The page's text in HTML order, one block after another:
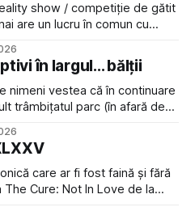
show / competiție de gătit
are un lucru în comun cu
care m-a făcut să mă
el. Nu mi-a plăcut faptulîn largul... bălții
nimeni vestea că în continuare
trâmbițatul parc (în afară de
care trece prin zonă). Am
care ar fi fost faină și fără
Cure: Not In Love de la